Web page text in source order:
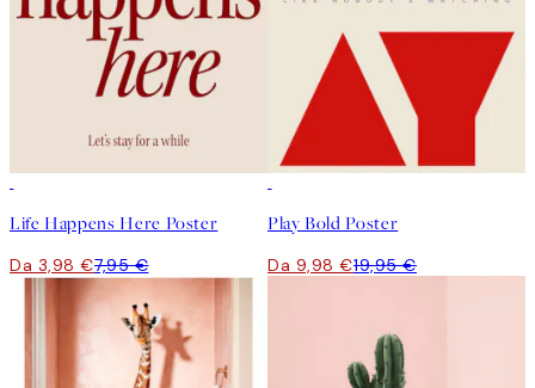
Life Happens Here Poster
Da 3,98 €7,95 €
Play Bold Poster
Da 9,98 €19,95 €